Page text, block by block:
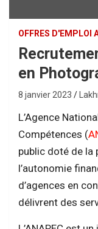
OFFRES D'EMPLOI
en
8 janvier 2023
L’Agence
Compétences (A
public doté de la
l’autonomie
d’agences en
délivrent des